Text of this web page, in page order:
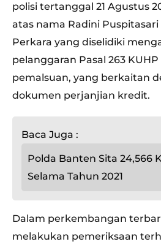
polisi tertanggal 21 Agustus
atas nama Radini Puspitasari
Perkara yang diselidiki
pelanggaran Pasal 263
pemalsuan, yang berkaitan
dokumen perjanjian kredit.
Baca Juga :
Polda Banten Sita 24,566
Selama Tahun 2021
Dalam perkembangan
melakukan pemeriksaan